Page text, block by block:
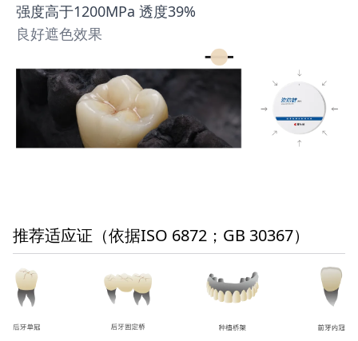
强度高于1200MPa 透度39%
良好遮色效果
推荐适应证（依据ISO 6872；GB 30367）